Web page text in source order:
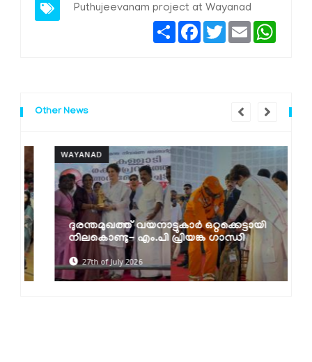
Puthujeevanam project at Wayanad
ShareFacebook
TwitterEmail
Other News
WAYANAD
ദുരന്തമുഖത്ത് വയനാട്ടുകാര്‍ ഒറ്റക്കെട്ടായി
നിലകൊണ്ടു- എം.പി പ്രിയങ്ക ഗാന്ധി
27th of July 2026